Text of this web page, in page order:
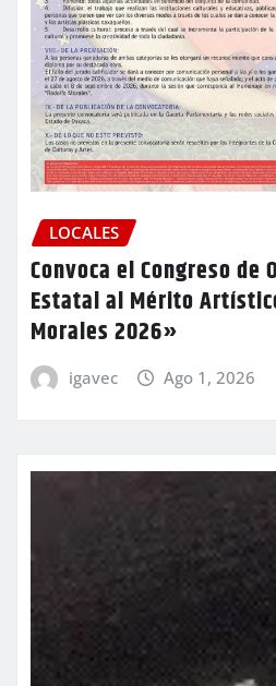
LOCALES
Convoca el Congreso de
Estatal al Mérito
Morales 2026»
igavec Ago 1, 2026